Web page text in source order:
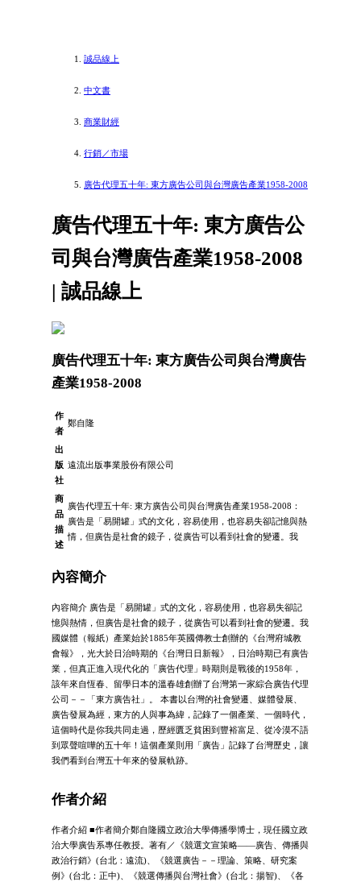
誠品線上
中文書
商業財經
行銷／市場
廣告代理五十年: 東方廣告公司與台灣廣告產業1958-2008
廣告代理五十年: 東方廣告公
司與台灣廣告產業1958-2008
| 誠品線上
廣告代理五十年: 東方廣告公司與台灣廣告
產業1958-2008
作
者
鄭自隆
出
版
社
遠流出版事業股份有限公司
商
品
描
述
廣告代理五十年: 東方廣告公司與台灣廣告產業1958-2008：
廣告是「易開罐」式的文化，容易使用，也容易失卻記憶與熱
情，但廣告是社會的鏡子，從廣告可以看到社會的變遷。我
內容簡介
內容簡介 廣告是「易開罐」式的文化，容易使用，也容易失卻記
憶與熱情，但廣告是社會的鏡子，從廣告可以看到社會的變遷。我
國媒體（報紙）產業始於1885年英國傳教士創辦的《台灣府城教
會報》，光大於日治時期的《台灣日日新報》，日治時期已有廣告
業，但真正進入現代化的「廣告代理」時期則是戰後的1958年，
該年來自恆春、留學日本的溫春雄創辦了台灣第一家綜合廣告代理
公司－－「東方廣告社」。 本書以台灣的社會變遷、媒體發展、
廣告發展為經，東方的人與事為緯，記錄了一個產業、一個時代，
這個時代是你我共同走過，歷經匱乏貧困到豐裕富足、從冷漠不語
到眾聲喧嘩的五十年！這個產業則用「廣告」記錄了台灣歷史，讓
我們看到台灣五十年來的發展軌跡。
作者介紹
作者介紹 ■作者簡介鄭自隆國立政治大學傳播學博士，現任國立政
治大學廣告系專任教授。著有／《競選文宣策略——廣告、傳播與
政治行銷》(台北：遠流)、《競選廣告－－理論、策略、研究案
例》(台北：正中)、《競選傳播與台灣社會》(台北：揚智)、《各